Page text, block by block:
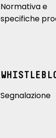
Normativa e
specifiche
Segnalazione